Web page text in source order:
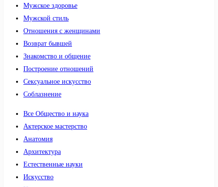
Мужское здоровье
Мужской стиль
Отношения с женщинами
Возврат бывшей
Знакомство и общение
Построение отношений
Сексуальное искусство
Соблазнение
Все Общество и наука
Актерское мастерство
Анатомия
Архитектура
Естественные науки
Искусство